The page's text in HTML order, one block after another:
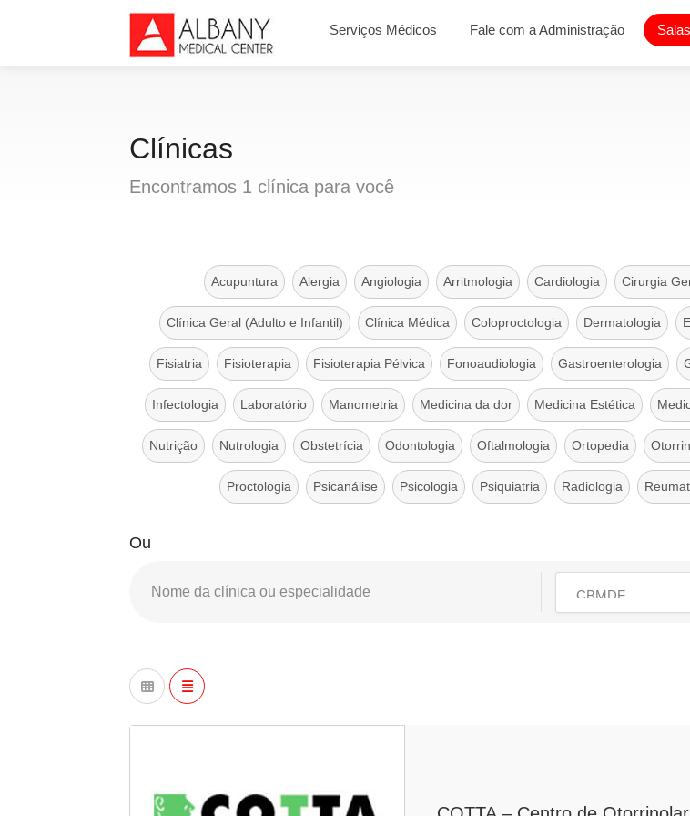
Serviços Médicos Fale com a Administração
Clínicas
Encontramos 1 clínica para você
Acupuntura Alergia Angiologia Arritmologia Cardiologia Cirurgia
Clínica Geral (Adulto e Infantil) Clínica Médica Coloproctologia Dermatologia
Fisiatria Fisioterapia Fisioterapia Pélvica Fonoaudiologia Gastroenterologia
Infectologia Laboratório Manometria Medicina da dor Medicina Estética
Nutrição Nutrologia Obstetrícia Odontologia Oftalmologia Ortopedia
Proctologia Psicanálise Psicologia Psiquiatria Radiologia
Ou